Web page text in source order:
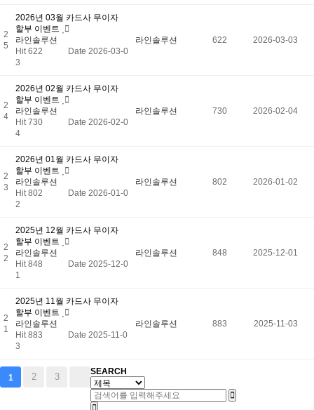
2
5
2026년 03월 카드사 무이자
할부 이벤트
라인솔루션
Hit 622
Date 2026-03-0
3
라인솔루션 622 2026-03-03
2
4
2026년 02월 카드사 무이자
할부 이벤트
라인솔루션
Hit 730
Date 2026-02-0
4
라인솔루션 730 2026-02-04
2
3
2026년 01월 카드사 무이자
할부 이벤트
라인솔루션
Hit 802
Date 2026-01-0
2
라인솔루션 802 2026-01-02
2
2
2025년 12월 카드사 무이자
할부 이벤트
라인솔루션
Hit 848
Date 2025-12-0
1
라인솔루션 848 2025-12-01
2
1
2025년 11월 카드사 무이자
할부 이벤트
라인솔루션
Hit 883
Date 2025-11-0
3
라인솔루션 883 2025-11-03
1 2 3 SEARCH